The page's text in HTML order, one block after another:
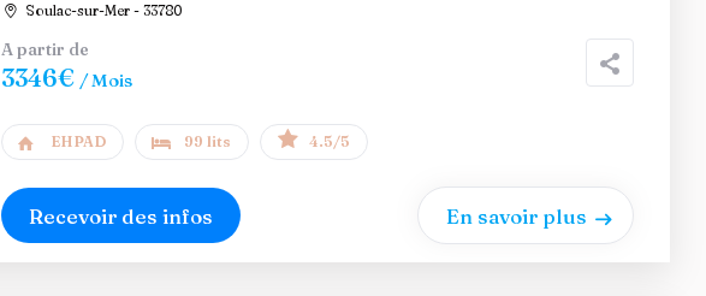
Soulac-sur-Mer - 33780
A partir de
3346€ / Mois
EHPAD 99 lits 4.5/5
Recevoir des infos En savoir plus